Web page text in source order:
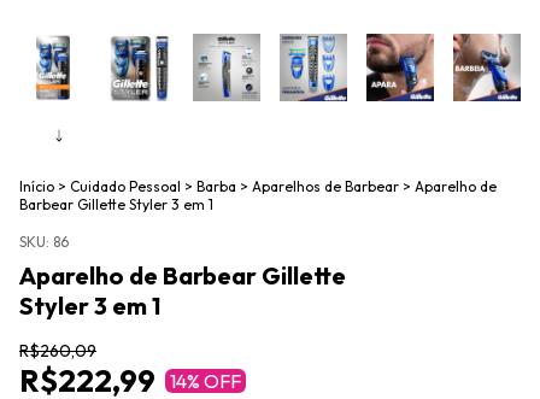
Início > Cuidado Pessoal > Barba > Aparelhos de Barbear > Aparelho de
Barbear Gillette Styler 3 em 1
SKU: 86
Aparelho de Barbear Gillette
Styler 3 em 1
R$260,09
R$222,99 14% OFF